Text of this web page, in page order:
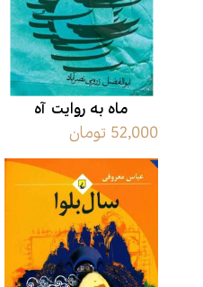
ماه به روایت آه
52,000 تومان